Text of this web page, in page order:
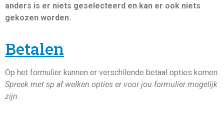
anders is er niets geselecteerd en kan er ook niets
gekozen worden.
Betalen
Op het formulier kunnen er verschilende betaal opties komen.
Spreek met sp af welken opties er voor jou formulier mogelijk
zijn.